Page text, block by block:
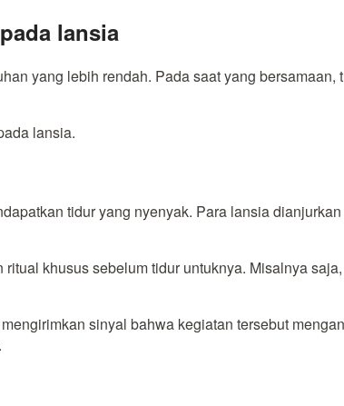
lansia
yang lebih rendah. Pada saat yang
lansia.
tidur yang nyenyak. Para lansia
khusus sebelum tidur untuknya. Misalnya saja,
sinyal bahwa kegiatan tersebut